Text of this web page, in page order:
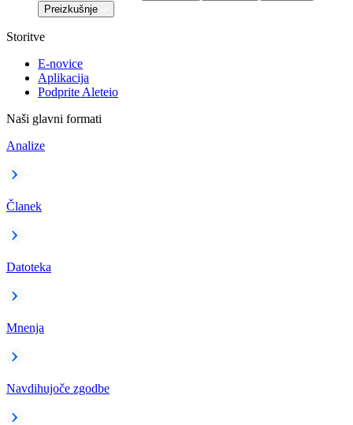
Preizkušnje
Storitve
E-novice
Aplikacija
Podprite Aleteio
Naši glavni formati
Analize
Članek
Datoteka
Mnenja
Navdihujoče zgodbe